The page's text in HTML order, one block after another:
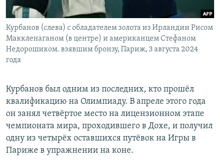
Курбанов (слева) с обладателем золота из Ирландии Рисом
Маккленаганом (в центре) и американцем Стефаном
Недорошиком. взявшим бронзу, Париж, 3 августа 2024
года
Курбанов был одним из последних, кто прошёл
квалификацию на Олимпиаду. В апреле этого года
он занял четвёртое место на лицензионном этапе
чемпионата мира, проходившего в Дохе, и получил
одну из четырёх оставшихся путёвок на Игры в
Париже в упражнении на коне.